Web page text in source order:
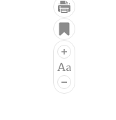
Điện ảnh
Âm nhạc